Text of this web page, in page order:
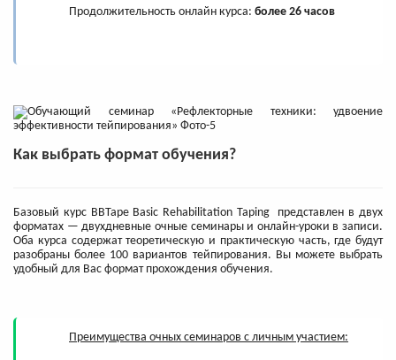
Продолжительность онлайн курса: более 26 часов
Как выбрать формат обучения?
Базовый курс BBTape Basic Rehabilitation Taping представлен в двух
форматах — двухдневные очные семинары и онлайн-уроки в записи.
Оба курса содержат теоретическую и практическую часть, где будут
разобраны более 100 вариантов тейпирования. Вы можете выбрать
удобный для Вас формат прохождения обучения.
Преимущества очных семинаров с личным участием: